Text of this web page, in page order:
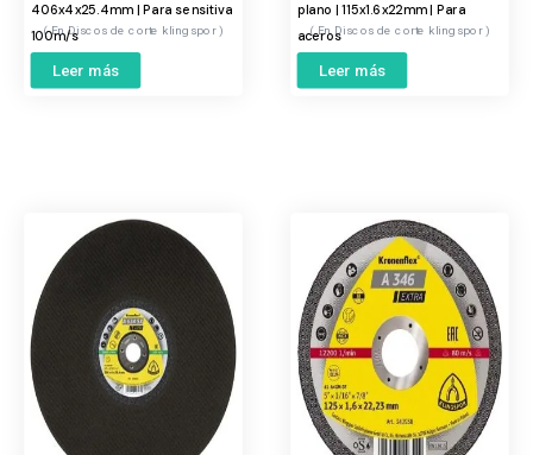
406x4x25.4mm | Para sensitiva
100m/sDiscos de corte klingspor
Leer más
plano | 115x1.6x22mm | Para
acerosDiscos de corte klingspor
Leer más